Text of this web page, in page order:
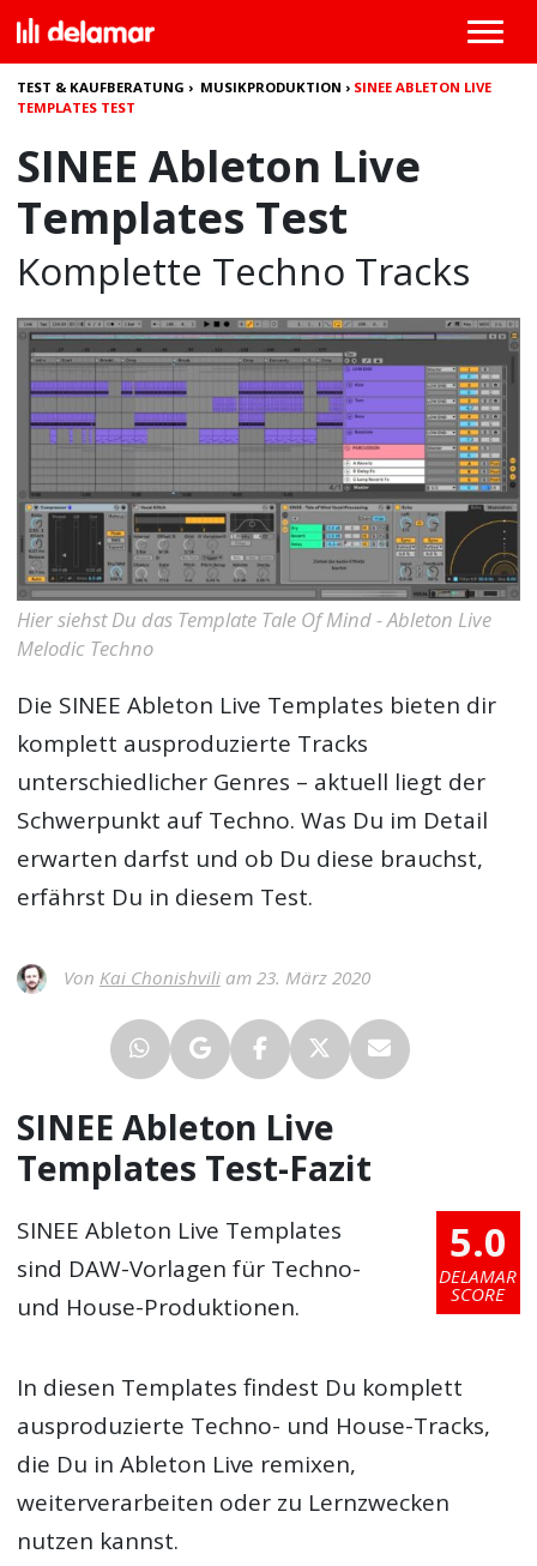
TEST & KAUFBERATUNG › MUSIKPRODUKTION › SINEE ABLETON LIVE
TEMPLATES TEST
SINEE Ableton Live
Templates Test
Komplette Techno Tracks
Hier siehst Du das Template Tale Of Mind - Ableton Live
Melodic Techno
Die SINEE Ableton Live Templates bieten dir
komplett ausproduzierte Tracks
unterschiedlicher Genres – aktuell liegt der
Schwerpunkt auf Techno. Was Du im Detail
erwarten darfst und ob Du diese brauchst,
erfährst Du in diesem Test.
Von Kai Chonishviliam 23. März 2020
SINEE Ableton Live
Templates Test-Fazit
5.0
DELAMAR
SCORE
SINEE Ableton Live Templates
sind DAW-Vorlagen für Techno-
und House-Produktionen.
In diesen Templates findest Du komplett
ausproduzierte Techno- und House-Tracks,
die Du in Ableton Live remixen,
weiterverarbeiten oder zu Lernzwecken
nutzen kannst.